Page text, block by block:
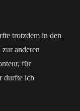
trotzdem in den
anderen
für
durfte ich